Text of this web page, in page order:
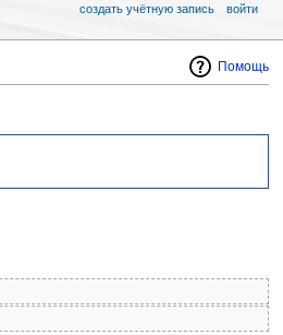
Помощь
создать учётную запись войти